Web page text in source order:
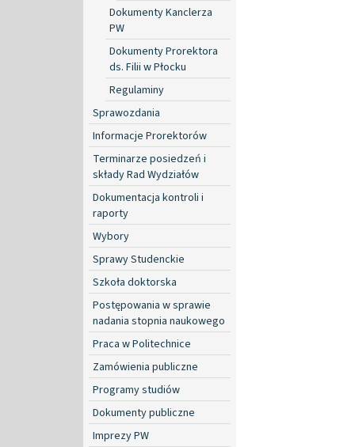
Dokumenty Kanclerza
PW
Dokumenty Prorektora
ds. Filii w Płocku
Regulaminy
Sprawozdania
Informacje Prorektorów
Terminarze posiedzeń i
składy Rad Wydziałów
Dokumentacja kontroli i
raporty
Wybory
Sprawy Studenckie
Szkoła doktorska
Postępowania w sprawie
nadania stopnia naukowego
Praca w Politechnice
Zamówienia publiczne
Programy studiów
Dokumenty publiczne
Imprezy PW